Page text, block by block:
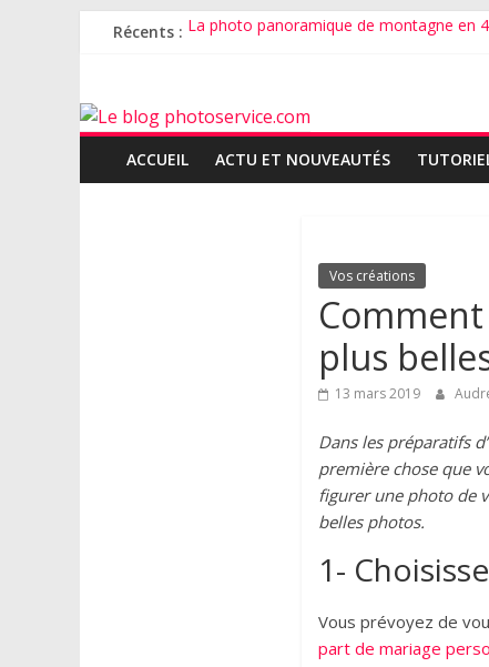
Récents : La photo panoramique de montagne en
Comment bien photographier son chat ?
Comment photographier un bébé ?
ACCUEIL
ACTU ET NOUVEAUTÉS
Vos créations
plus
13 mars 2019
Dans les préparatifs
première chose que
figurer une photo de
belles photos.
1-
Vous prévoyez de
part de mariage